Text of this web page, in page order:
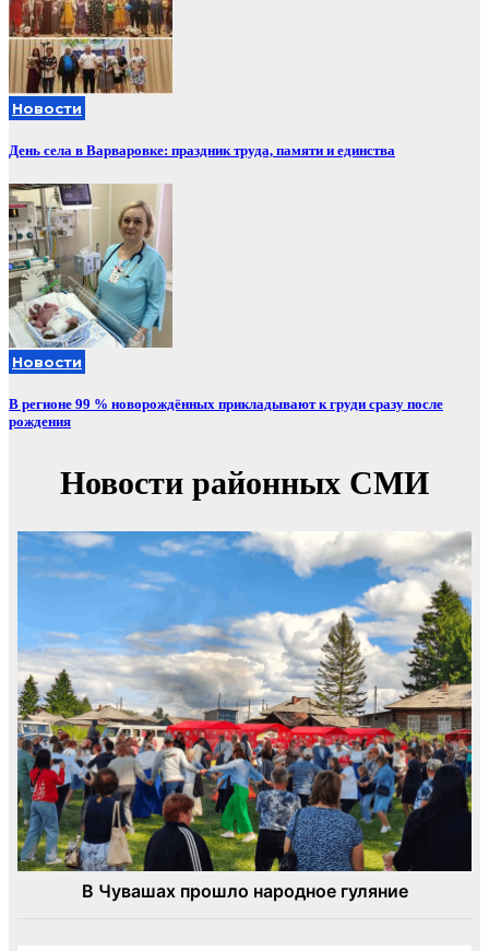
Новости
День села в Варваровке: праздник труда, памяти и единства
Новости
В регионе 99 % новорождённых прикладывают к груди сразу после
рождения